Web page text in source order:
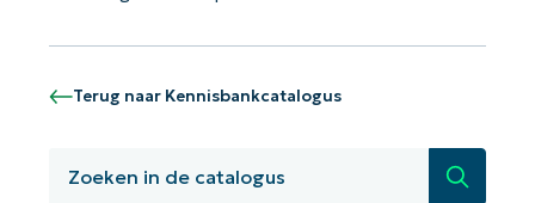
Terug naar Kennisbankcatalogus
Zoeken
Aan de slag met NinjaOne AI-
First
Business